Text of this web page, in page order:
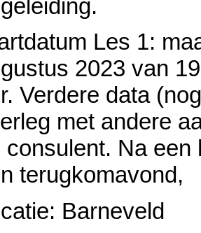
Les 1:
2023 van
Verdere data
met andere
consulent. Na een
terugkomavond,
Barneveld